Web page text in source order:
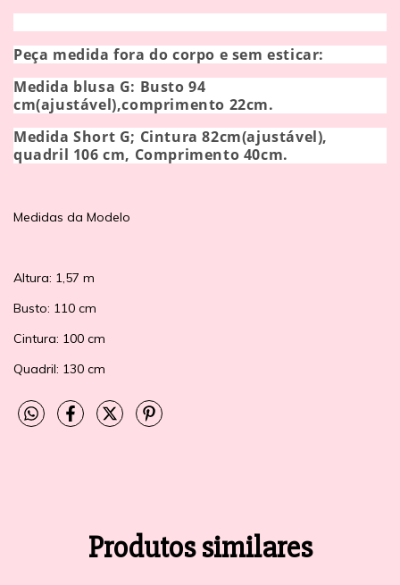
Peça medida fora do corpo e sem esticar:
Medida blusa G: Busto 94
cm(ajustável),comprimento 22cm.
Medida Short G; Cintura 82cm(ajustável),
quadril 106 cm, Comprimento 40cm.
Medidas da Modelo
Altura: 1,57 m
Busto: 110 cm
Cintura: 100 cm
Quadril: 130 cm
Produtos similares